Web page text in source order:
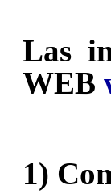
Las
WEB
1)